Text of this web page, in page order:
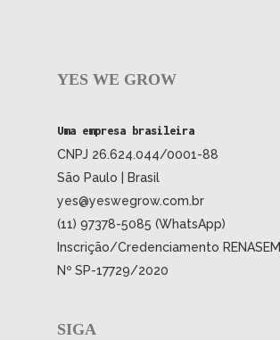
YES WE GROW
Uma empresa brasileira
CNPJ 26.624.044/0001-88
São Paulo | Brasil
yes@yeswegrow.com.br
(11) 97378-5085 (WhatsApp)
Inscrição/Credenciamento RENASEM
Nº SP-17729/2020
SIGA